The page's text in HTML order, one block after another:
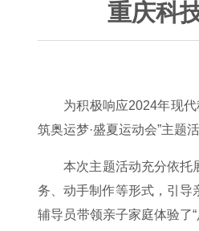
重庆科
为积极响应2024年现
筑奥运梦·盛夏运动会”主题活
本次主题活动充分依托
务、动手制作等形式，引导
辅导员带领亲子家庭体验了